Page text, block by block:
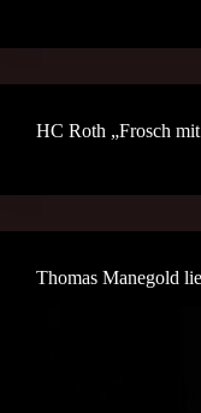
HC Roth „Frosch
Thomas Manegold